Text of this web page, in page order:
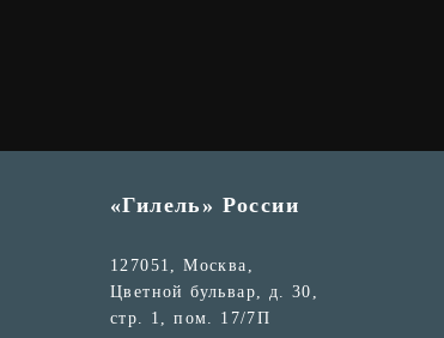
«Гилель» России
127051, Москва,
Цветной бульвар, д. 30,
стр. 1, пом. 17/7П